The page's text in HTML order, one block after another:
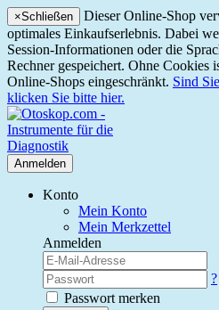
×Schließen
Dieser Online-Shop
optimales Einkaufserlebnis. Dabei
Session-Informationen oder die
Rechner gespeichert. Ohne Cookies
Online-Shops eingeschränkt. Sind
klicken Sie bitte hier.
Anmelden
Konto
Mein Konto
Mein Merkzettel
Anmelden
?
Passwort merken